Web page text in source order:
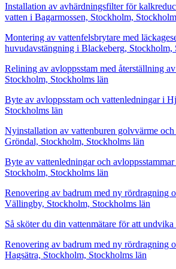
Installation av avhärdningsfilter för
vatten i Bagarmossen, Stockholm,
Montering av vattenfelsbrytare med
huvudavstängning i Blackeberg, Stockholm,
Relining av avloppsstam med återställning
Stockholm, Stockholms län
Byte av avloppsstam och vattenledningar i
Stockholms län
Nyinstallation av vattenburen golvvärme och
Gröndal, Stockholm, Stockholms län
Byte av vattenledningar och
Stockholm, Stockholms län
Renovering av badrum med ny rördragning
Vällingby, Stockholm, Stockholms län
Så sköter du din vattenmätare för att
Renovering av badrum med ny rördragning
Hagsätra, Stockholm, Stockholms län